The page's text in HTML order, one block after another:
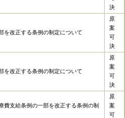
決
を改正する条例の制定について
原
案
可
決
を改正する条例の制定について
原
案
可
決
費支給条例の一部を改正する条例の制
原
案
可